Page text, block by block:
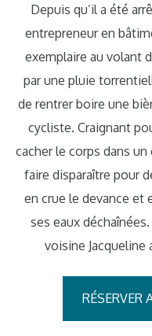
Depuis qu’il a été
entrepreneur en
exemplaire au volant
par une pluie
de rentrer boire une
cycliste. Craignant
cacher le corps dans
faire disparaître pour
en crue le devance et
ses eaux
voisine Jacqueline
RÉSERVER